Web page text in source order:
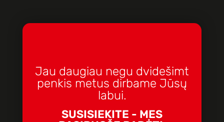
Jau daugiau negu dvidešimt
penkis metus dirbame Jūsų
labui.
SUSISIEKITE - MES